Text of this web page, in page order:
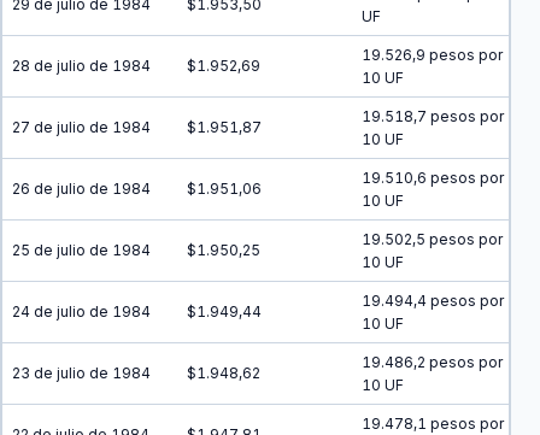
29 de julio de 1984 $1.953,50
UF
28 de julio de 1984 $1.952,69
19.526,9 pesos por
10 UF
27 de julio de 1984 $1.951,87
19.518,7 pesos por
10 UF
26 de julio de 1984 $1.951,06
19.510,6 pesos por
10 UF
25 de julio de 1984 $1.950,25
19.502,5 pesos por
10 UF
24 de julio de 1984 $1.949,44
19.494,4 pesos por
10 UF
23 de julio de 1984 $1.948,62
19.486,2 pesos por
10 UF
19.478,1 pesos por